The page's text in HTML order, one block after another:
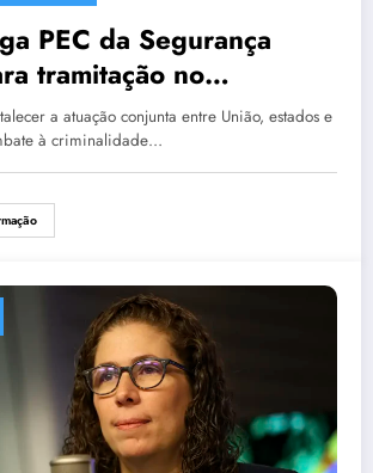
PEC da Segurança
a atuação conjunta entre União, estados e
à criminalidade…